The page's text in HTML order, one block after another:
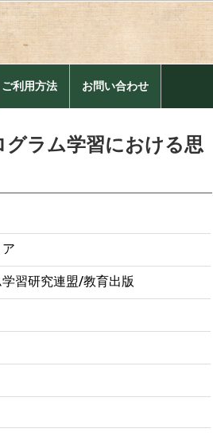
ご利用方法 お問い合わせ
ラム学習における思
習研究連盟/教育出版